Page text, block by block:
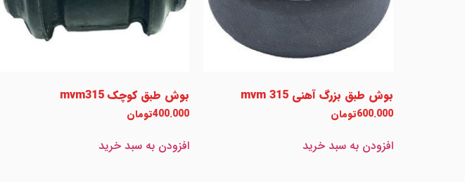
بوش طبق بزرگ آهنی mvm 315
600.000تومان
افزودن به سبد خرید
بوش طبق کوچک mvm315
400.000تومان
افزودن به سبد خرید